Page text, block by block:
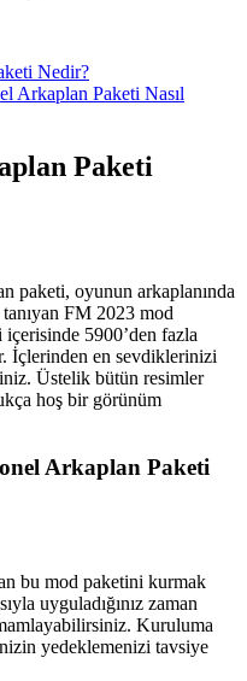
Nedir?
Arkaplan Paketi Nasıl
Paketi
paketi, oyunun arkaplanında
FM 2023 mod
5900’den fazla
İçlerinden en sevdiklerinizi
Üstelik bütün resimler
hoş bir görünüm
Arkaplan Paketi
bu mod paketini kurmak
uyguladığınız zaman
Kuruluma
yedeklemenizi tavsiye